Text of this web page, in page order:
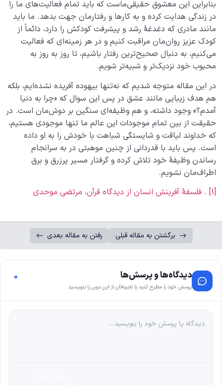
بنابراین این معشوق حقیقی‌ماست که باید تمام فعالیت‌های ما را
در زندگی هدایت کرده و به کارها و رفتارمان جهت ‌بدهد. ما باید
مانند مادری که دغدغۀ رشد و پیشرفت کودکش را دارد، دائماً از
کودک عزیز روان‌مان مراقبت کنیم و در هر زمینه‌ای که فعالیت
می‌کنیم، به دنبال صحیح‌ترین رفتار باشیم، تا روز به روز به
محبوب خود نزدیک‌تر و شبیه‌تر شویم.
در این مقاله متوجه شدیم که نه‌تنها بیهوده آفریده نشده‌ایم، بلکه
هم هدف زیبایی مانند عشق در پس این سوال که «چرا به دنیا
آمدم؟» وجود داشته، و هم وظیفه‌ای سنگین بر دوش‌مان است. در
حقیقت از بین تمام موجودات این عالم ما تنها موجودی هستیم،
که خداوند لیاقت و شایستگی شباهت با خودش را به او داده
است. پس باید با قدردانی از چنین موهبتی در به سرانجام
رساندن وظیفۀ خود تلاش کرده و گرفتار مسیر پرزرق و برق
اطراف‌مان نشویم.
[1]
. فلسفۀ آفرینش انسان از دیدگاه قرآن، مرتضی موحدی
برگشتن به مقاله قبلی رفتن به مقاله بعدی
دیدگاه‌ها و پرسش‌ها
پرسش خود را مطرح کنید یا تجربه‌تان از این درس را بنویسید.
0